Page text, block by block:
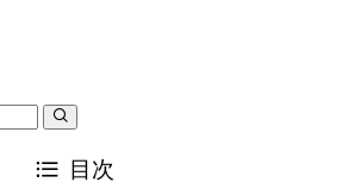
目次